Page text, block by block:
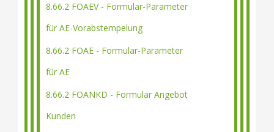
8.66.2 FOAEV - Formular-Parameter
für AE-Vorabstempelung
8.66.2 FOAE - Formular-Parameter
für AE
8.66.2 FOANKD - Formular Angebot
Kunden